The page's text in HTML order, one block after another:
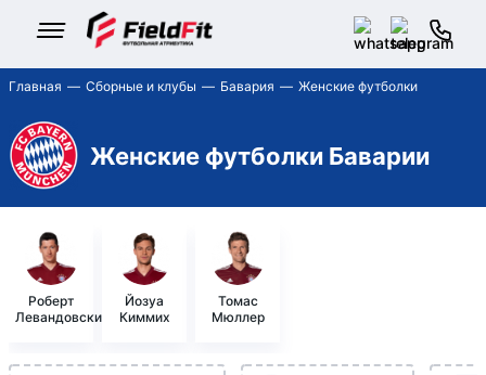
Главная Сборные и клубы Бавария Женские футболки
Женские футболки Баварии
Роберт
Левандовский
Йозуа
Киммих
Томас
Мюллер